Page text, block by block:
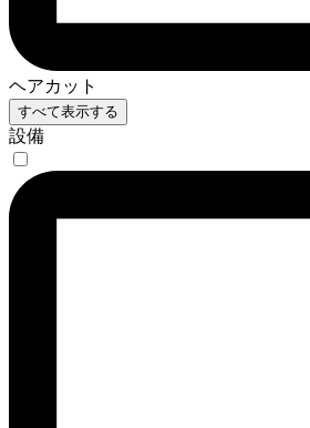
ヘアカット
すべて表示する
設備